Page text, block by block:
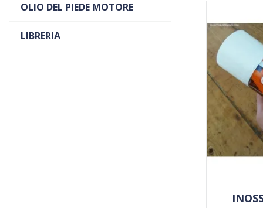
OLIO DEL PIEDE MOTORE
LIBRERIA